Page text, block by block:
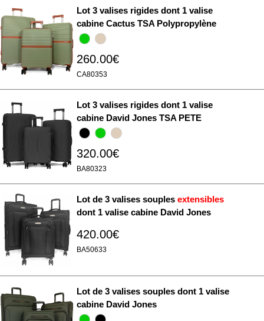
Lot 3 valises rigides dont 1 valise
cabine Cactus TSA Polypropylène
260.00€
CA80353
Lot 3 valises rigides dont 1 valise
cabine David Jones TSA PETE
320.00€
BA80323
Lot de 3 valises souples extensibles
dont 1 valise cabine David Jones
420.00€
BA50633
Lot de 3 valises souples dont 1 valise
cabine David Jones